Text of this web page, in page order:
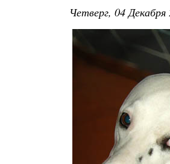
Четверг, 04